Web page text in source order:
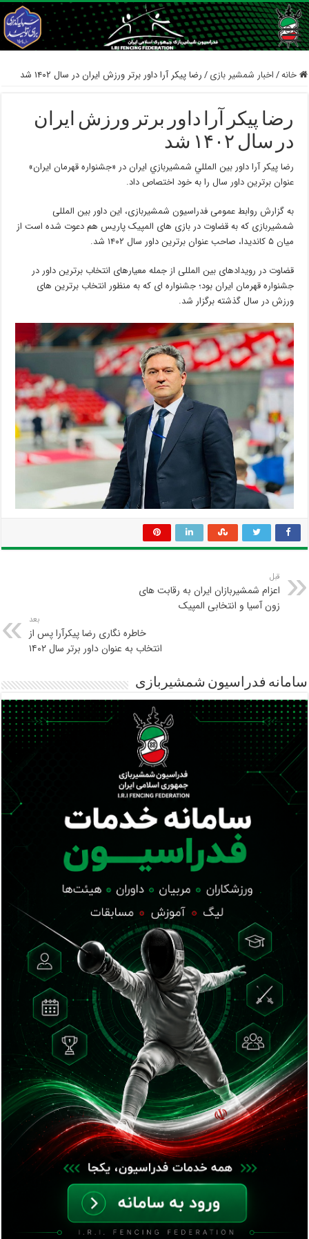
خانه/اخبار شمشیر بازی /رضا پیکر آرا داور برتر ورزش ایران در سال ۱۴۰۲ شد
رضا پیکر آرا داور برتر ورزش ایران
در سال ۱۴۰۲ شد
رضا پيكر آرا داور بين المللي شمشيربازي ايران در «جشنواره قهرمان ایران»
عنوان برترین داور سال را به خود اختصاص داد.
به گزارش روابط عمومی فدراسیون شمشیربازی، این داور بین المللی
شمشیربازی که به قضاوت در بازی های المپیک پاریس هم دعوت شده است از
میان ۵ کاندیدا، صاحب عنوان برترین داور سال ۱۴۰۲ شد.
قضاوت در رویدادهای بین المللی از جمله معیارهای انتخاب برترین داور در
جشنواره قهرمان ایران بود؛ جشنواره ای که به منظور انتخاب برترین های
ورزش در سال گذشته برگزار شد.
قبل
اعزام شمشیربازان ایران به رقابت های
زون آسیا و انتخابی المپیک
بعد
خاطره نگاری رضا پیکرآرا پس از
انتخاب به عنوان داور برتر سال ۱۴۰۲
سامانه فدراسیون شمشیربازی